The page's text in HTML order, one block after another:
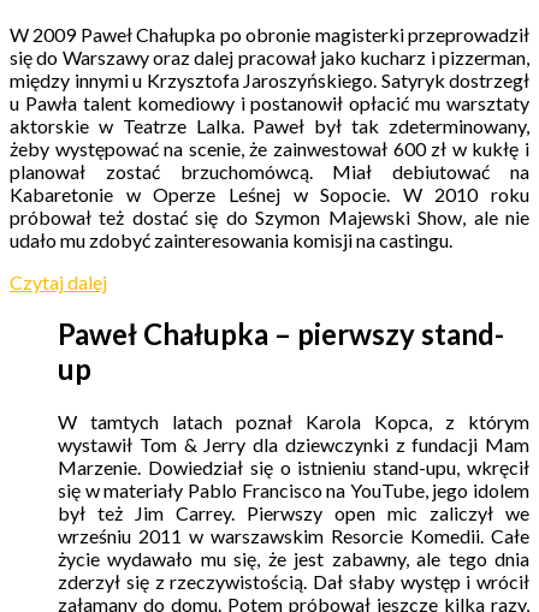
W 2009 Paweł Chałupka po obronie magisterki przeprowadził
się do Warszawy oraz dalej pracował jako kucharz ipizzerman
między innymi u Krzysztofa Jaroszyńskiego. Satyryk dostrzegł
u Pawła talent komediowy i postanowił opłacić mu warsztaty
aktorskie w Teatrze Lalka. Paweł był tak zdeterminowany,
żeby występować na scenie, że zainwestował 600 zł w kukłę i
planował zostać brzuchomówcą. Miał debiutować na
Kabaretonie w Operze Leśnej w Sopocie. W 2010 roku
próbował też dostać się do Szymon Majewski Show, ale nie
udało mu zdobyć zainteresowania komisji na castingu.
Czytaj dalej
Paweł Chałupka – pierwszy stand-
up
W tamtych latach poznał Karola Kopca, z którym
wystawił Tom & Jerry dla dziewczynki z fundacji Mam
Marzenie. Dowiedział się o istnieniu stand-upu, wkręcił
się w materiały Pablo Francisco na YouTube, jego idolem
był też Jim Carrey. Pierwszy open mic zaliczył we
wrześniu 2011 w warszawskim Resorcie Komedii. Całe
życie wydawało mu się, że jest zabawny, ale tego dnia
zderzył się z rzeczywistością. Dał słaby występ i wrócił
załamany do domu. Potem próbował jeszcze kilka razy,